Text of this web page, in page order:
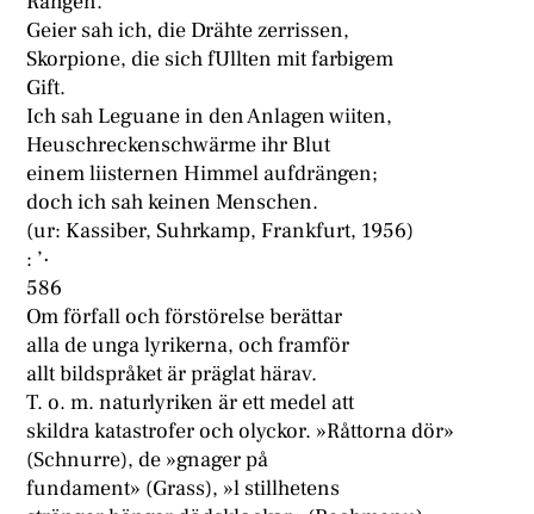
Geier sah ich, die Drähte zerrissen,
Skorpione, die sich fUllten mit farbigem
Gift.
Ich sah Leguane in den Anlagen wiiten,
Heuschreckenschwärme ihr Blut
einem liisternen Himmel aufdrängen;
doch ich sah keinen Menschen.
(ur: Kassiber, Suhrkamp, Frankfurt, 1956)
: ’·
586
Om förfall och förstörelse berättar
alla de unga lyrikerna, och framför
allt bildspråket är präglat härav.
T. o. m. naturlyriken är ett medel att
skildra katastrofer och olyckor. »Råttorna dör»
(Schnurre), de »gnager på
fundament» (Grass), »l stillhetens